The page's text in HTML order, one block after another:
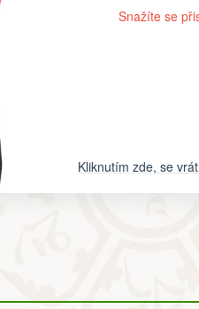
Snažíte se
Kliknutím zde, se